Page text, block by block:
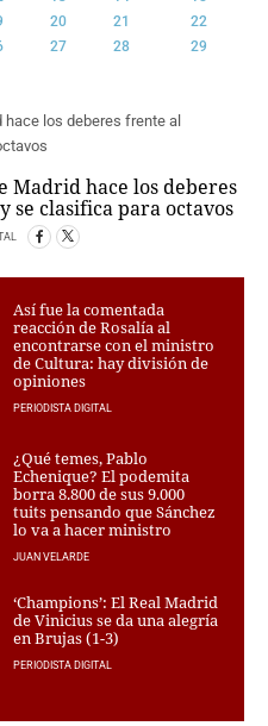
20 21
22
27 28
29
Madrid hace los deberes
se clasifica para octavos
Así fue la comentada
reacción de Rosalía al
encontrarse con el ministro
de Cultura: hay división de
opiniones
PERIODISTA DIGITAL
¿Qué temes, Pablo
Echenique? El podemita
borra 8.800 de sus 9.000
tuits pensando que Sánchez
lo va a hacer ministro
JUAN VELARDE
‘Champions’: El Real Madrid
de Vinicius se da una alegría
en Brujas (1-3)
PERIODISTA DIGITAL